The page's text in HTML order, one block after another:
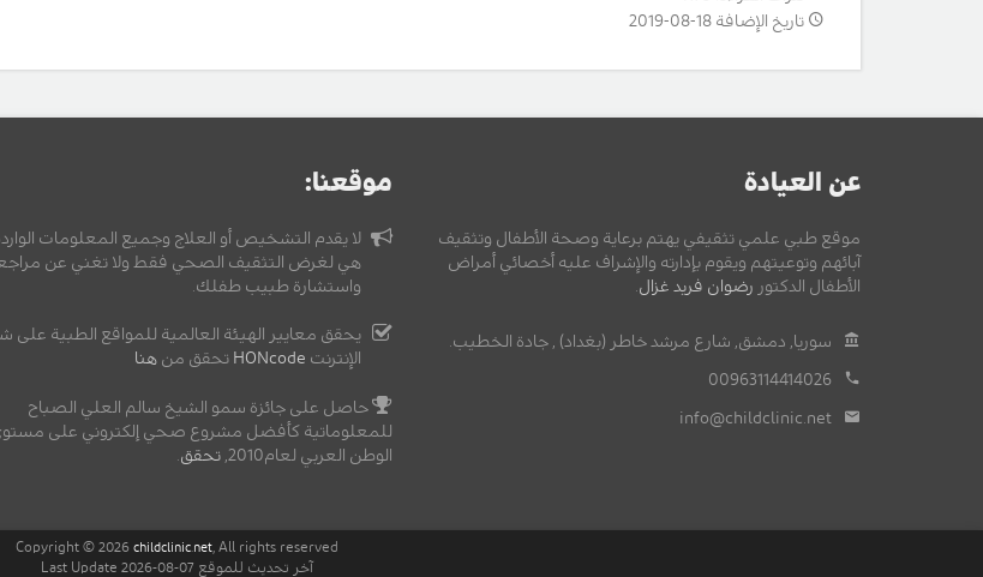
تاريخ الإضافة 18-08-2019
عن العيادة
موقع طبي علمي تثقيفي يهتم برعاية وصحة الأطفال وتثقيف
آبائهم وتوعيتهم ويقوم بإدارته والإشراف عليه أخصائي أمراض
الأطفال الدكتور رضوان فريد غزال.
سوريا, دمشق, شارع مرشد خاطر (بغداد) , جادة الخطيب.
00963114414026
info@childclinic.net
موقعنا:
لا يقدم التشخيص أو العلاج وجميع المعلومات
هي لغرض التثقيف الصحي فقط ولا تغني عن
واستشارة طبيب طفلك.
يحقق معايير الهيئة العالمية للمواقع الطبية على
الإنترنت HONcode تحقق من هنا
حاصل على جائزة سمو الشيخ سالم العلي الصباح
للمعلوماتية كأفضل مشروع صحي إلكتروني على
الوطن العربي لعام2010,
تحقق.
Copyright © 2026 childclinic.net, All rights reserved
آخر تحديث للموقع 07-08-2026 Last Update